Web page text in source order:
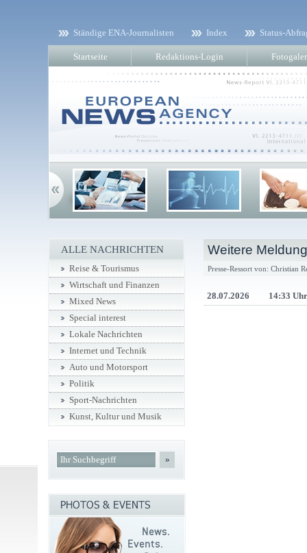
Ständige ENA-Journalisten Index Status-
Startseite Redaktions-Login
Weitere
Presse-Ressort von: Christian
28.07.2026 14:33 Uhr
ALLE NACHRICHTEN
Reise & Tourismus
Wirtschaft und Finanzen
Mixed News
Special interest
Lokale Nachrichten
Internet und Technik
Auto und Motorsport
Politik
Sport-Nachrichten
Kunst, Kultur und Musik
»